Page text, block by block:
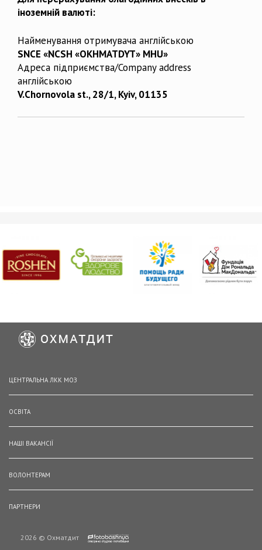
іноземній валюті:
Найменування отримувача англійською
SNCE «NCSH «OKHMATDYT» MHU»
Адреса підприємства/Company address
англійською
V.Chornovola st., 28/1, Kyiv, 01135
ЦЕНТРАЛЬНА ЛКК МОЗ
ОСВІТА
НАШІ ВАКАНСІЇ
ВОЛОНТЕРАМ
ПАРТНЕРИ
2026 © Охматдит